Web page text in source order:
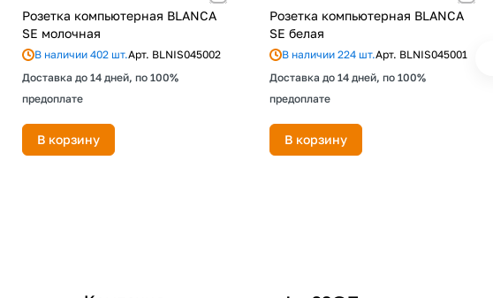
Розетка компьютерная BLANCA
SE молочная
В наличии 402 шт.Арт. BLNIS045002
Доставка до 14 дней, по 100%
предоплате
В корзину
Розетка компьютерная BLANCA
SE белая
В наличии 224 шт.Арт. BLNIS045001
Доставка до 14 дней, по 100%
предоплате
В корзину